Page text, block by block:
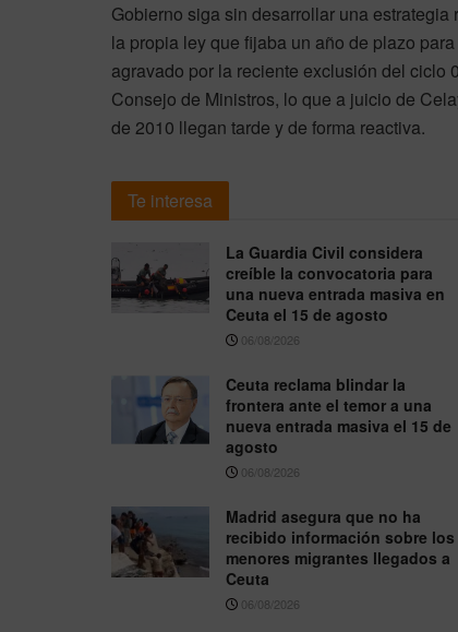
Gobierno siga sin desarrollar una
la propia ley que fijaba un año de plazo
agravado por la reciente exclusión del ciclo
Consejo de Ministros, lo que a juicio de
de 2010 llegan tarde y de forma reactiva.
Te interesa
La Guardia Civil considera
creíble la convocatoria para
una nueva entrada masiva en
Ceuta el 15 de agosto
06/08/2026
Ceuta reclama blindar la
frontera ante el temor a una
nueva entrada masiva el 15 de
agosto
06/08/2026
Madrid asegura que no ha
recibido información sobre los
menores migrantes llegados a
Ceuta
06/08/2026